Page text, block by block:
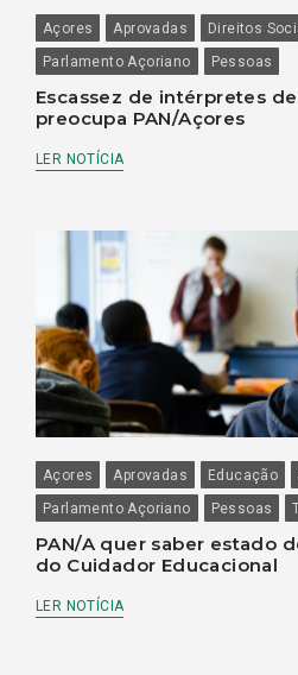
Açores Aprovadas Direitos
Parlamento Açoriano
Pessoas
Escassez de intérpretes
preocupa PAN/Açores
LER NOTÍCIA
Açores Aprovadas Educação
Parlamento Açoriano
Pessoas
PAN/A quer saber estado
do Cuidador Educacional
LER NOTÍCIA